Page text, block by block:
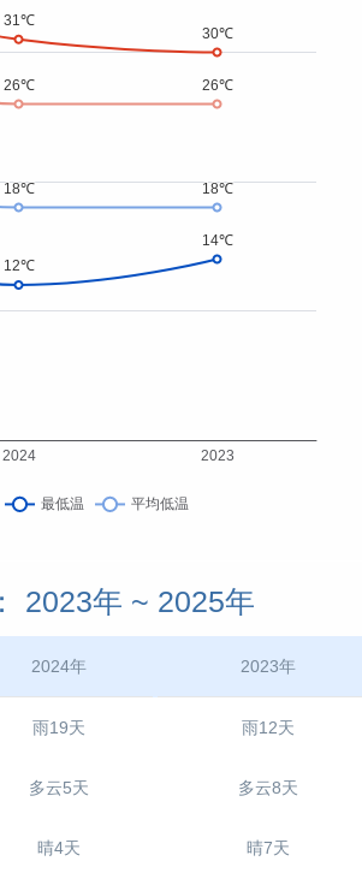
2023年 ~ 2025年
2024年 2023年
雨19天
多云5天
晴4天
雨12天
多云8天
晴7天